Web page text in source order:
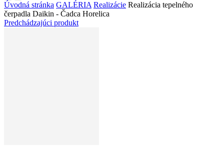
Úvodná stránka GALÉRIA Realizácie Realizácia tepelného
čerpadla Daikin - Čadca Horelica
Predchádzajúci produkt